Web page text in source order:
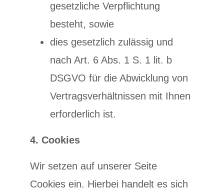
gesetzliche Verpflichtung
besteht, sowie
dies gesetzlich zulässig und
nach Art. 6 Abs. 1 S. 1 lit. b
DSGVO für die Abwicklung von
Vertragsverhältnissen mit Ihnen
erforderlich ist.
4. Cookies
Wir setzen auf unserer Seite
Cookies ein. Hierbei handelt es sich